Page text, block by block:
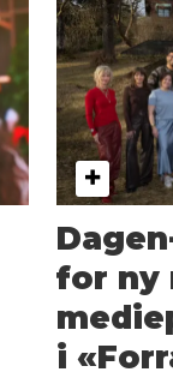
for ny
i